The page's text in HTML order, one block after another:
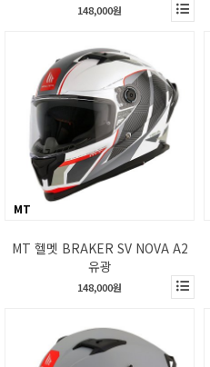
148,000원
MT
MT 헬멧 BRAKER SV NOVA A2
유광
148,000원